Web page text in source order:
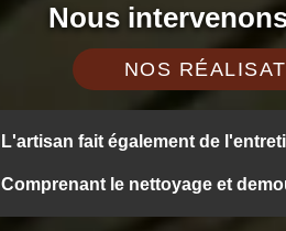
Nous
NOS
L'artisan fait également de
Comprenant le nettoyage et